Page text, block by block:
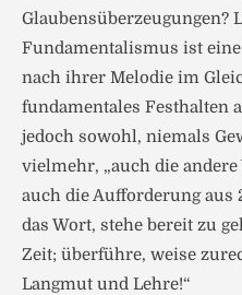
Glaubensüberzeugungen?
Fundamentalismus ist
nach ihrer Melodie im
fundamentales Festhalten
jedoch sowohl, niemals
vielmehr, „auch die andere
auch die Aufforderung aus
das Wort, stehe bereit zu
Zeit; überführe, weise
Langmut und Lehre!“